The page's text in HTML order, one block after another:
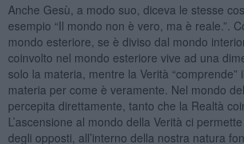
Anche Gesù, a modo suo, diceva le stesse
esempio “Il mondo non è vero, ma è reale.”.
mondo esteriore, se è diviso dal mondo
coinvolto nel mondo esteriore vive ad una
solo la materia, mentre la Verità “comprende”
materia per come è veramente. Nel mondo
percepita direttamente, tanto che la Realtà
L’ascensione al mondo della Verità ci
degli opposti, all’interno della nostra natura